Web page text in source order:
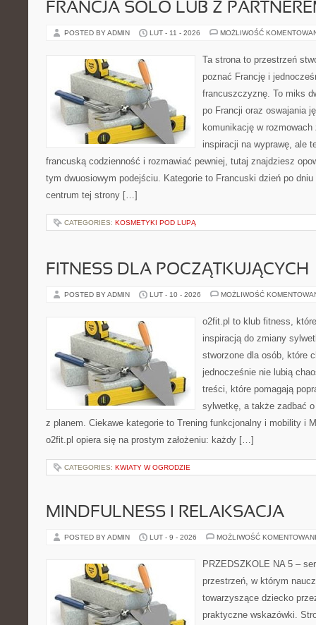
FRANCJA SOLO LUB Z
POSTED BY ADMIN LUT - 11 - 2026 MOŻLIWOŚĆ
Ta strona to przestrzeń
poznać Francję i
francuszczyznę. To miks
po Francji oraz oswajania
komunikację w
inspiracji na wyprawę, ale
francuską codzienność i rozmawiać pewniej, tutaj znajdziesz
tym dwuosiowym podejściu. Kategorie to Francuski dzień po
centrum tej strony […]
CATEGORIES: KOSMETYKI POD LUPĄ
FITNESS DLA POCZĄTKUJĄCYCH
POSTED BY ADMIN LUT - 10 - 2026 MOŻLIWOŚĆ
o2fit.pl to klub fitness,
inspiracją do zmiany
stworzone dla osób, które
jednocześnie nie lubią
treści, które pomagają
sylwetkę, a także zadbać
z planem. Ciekawe kategorie to Trening funkcjonalny i mobility i
o2fit.pl opiera się na prostym założeniu: każdy […]
CATEGORIES: KWIATY W OGRODZIE
MINDFULNESS I RELAKSACJA
POSTED BY ADMIN LUT - 9 - 2026 MOŻLIWOŚĆ
PRZEDSZKOLE NA 5 –
przestrzeń, w którym
towarzyszące dziecko
praktyczne wskazówki.